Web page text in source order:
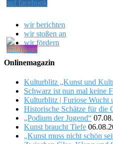
wir berichten
wir stoßen an
wir fördern
Onlinemagazin
Kulturblitz „Kunst und
Schwarz ist nun mal keine
Kulturblitz | Furiose Wucht
Historische Schätze für die
„Podium der Jugend“
Kunst braucht Tiefe
„Kunst muss nicht schön